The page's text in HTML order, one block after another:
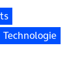
Technologie